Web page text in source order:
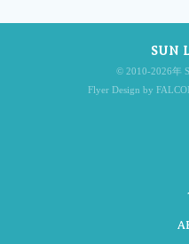
SUN
© 2010-2026年
Flyer Design by